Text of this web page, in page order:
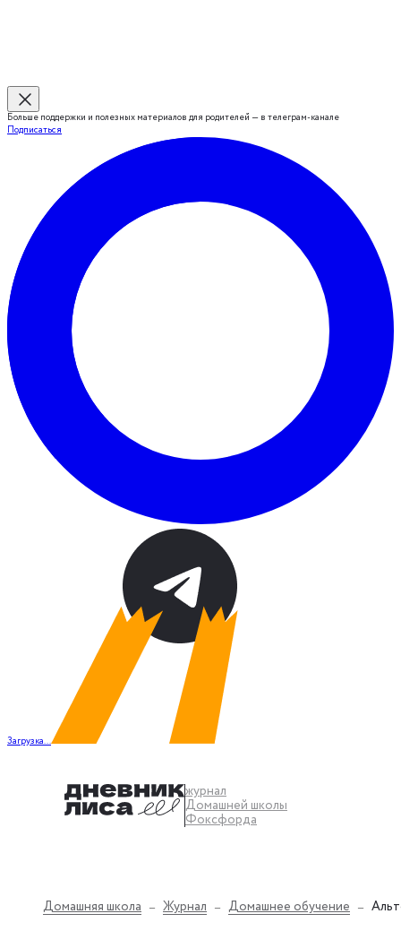
Больше поддержки и полезных материалов для родителей — в телеграм-канале
Подписаться
Загрузка...
журнал
Домашней школы
Фоксфорда
Домашняя школа Журнал Домашнее обучение